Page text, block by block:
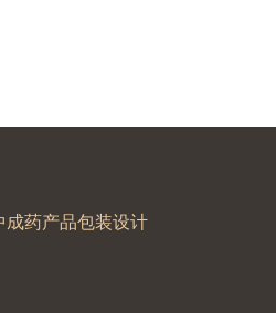
药产品包装设计